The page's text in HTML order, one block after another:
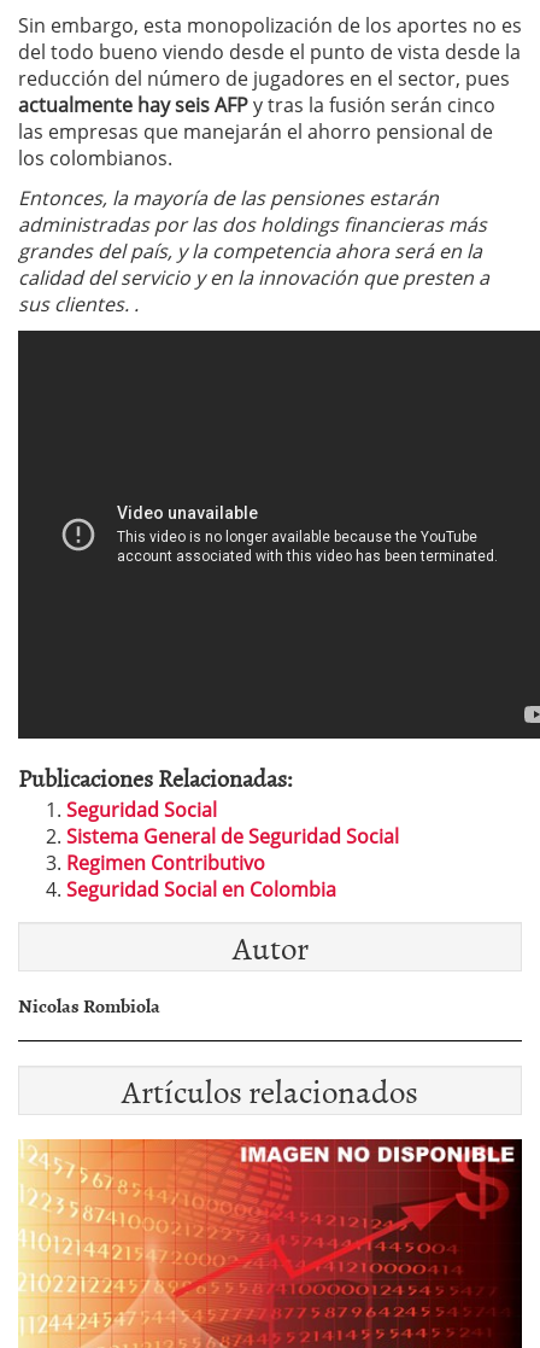
Sin embargo, esta monopolización de los aportes no es
del todo bueno viendo desde el punto de vista desde la
reducción del número de jugadores en el sector, pues
actualmente hay seis AFPy tras la fusión serán cinco
las empresas que manejarán el ahorro pensional de
los colombianos.
Entonces, la mayoría de las pensiones estarán
administradas por las dos holdings financieras más
grandes del país, y la competencia ahora será en la
calidad del servicio y en la innovación que presten a
sus clientes. .
Publicaciones Relacionadas:
Seguridad Social
Sistema General de Seguridad Social
Regimen Contributivo
Seguridad Social en Colombia
Autor
Nicolas Rombiola
Artículos relacionados